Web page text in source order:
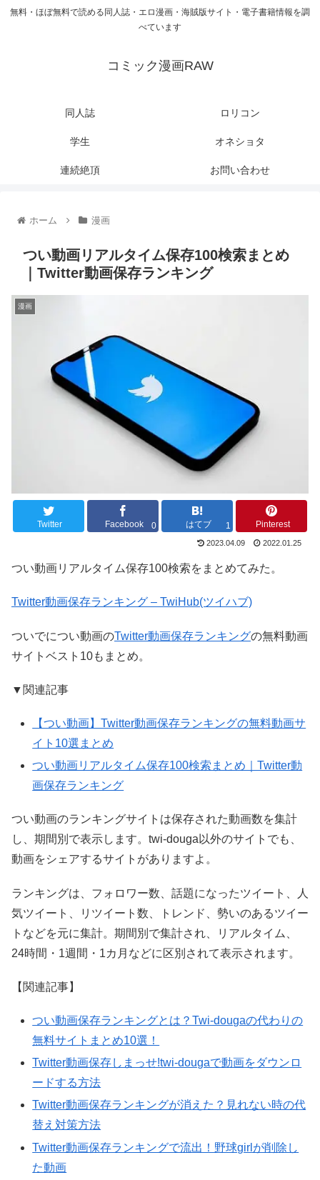
無料・ほぼ無料で読める同人誌・エロ漫画・海賊版サイト・電子書籍情報を調
べています
コミック漫画RAW
同人誌 ロリコン
学生 オネショタ
連続絶頂 お問い合わせ
ホーム 漫画
つい動画リアルタイム保存100検索まとめ
｜Twitter動画保存ランキング
漫画
Twitter Facebook 0 はてブ 1 Pinterest
2023.04.09 2022.01.25
つい動画リアルタイム保存100検索をまとめてみた。
Twitter動画保存ランキング – TwiHub(ツイハブ)
ついでについ動画のTwitter動画保存ランキングの無料動画
サイトベスト10もまとめ。
▼関連記事
【つい動画】Twitter動画保存ランキングの無料動画サ
イト10選まとめ
つい動画リアルタイム保存100検索まとめ｜Twitter動
画保存ランキング
つい動画のランキングサイトは保存された動画数を集計
し、期間別で表示します。twi-douga以外のサイトでも、
動画をシェアするサイトがありますよ。
ランキングは、フォロワー数、話題になったツイート、人
気ツイート、リツイート数、トレンド、勢いのあるツイー
トなどを元に集計。期間別で集計され、リアルタイム、
24時間・1週間・1カ月などに区別されて表示されます。
【関連記事】
つい動画保存ランキングとは？Twi-dougaの代わりの
無料サイトまとめ10選！
Twitter動画保存しまっせ!twi-dougaで動画をダウンロ
ードする方法
Twitter動画保存ランキングが消えた？見れない時の代
替え対策方法
Twitter動画保存ランキングで流出！野球girlが削除し
た動画